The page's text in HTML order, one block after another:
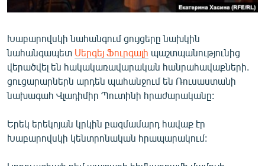
ԱՐԽԻՎ
ՏԵՍԱՆՅՈՒԹԵՐ
ԲԱՆԱՎԵՃ
ՁԳՏԵԼՈՎ ԼԱՎԱԳՈՒՅՆԻՆ
ՓՈԴՔԱՍԹ
Խաբարովսկի նահանգում ցույցերը նախկին
նահանգապետ Սերգեյ Ֆուրգալի պաշտպանությունից
վերածվել են հակակառավարական հանրահավաքների.
ցուցարարներն արդեն պահանջում են Ռուսաստանի
նախագահ Վլադիմիր Պուտինի հրաժարականը:
Երեկ երեկոյան կրկին բազմամարդ հավաք էր
Խաբարովսկի կենտրոնական հրապարակում: